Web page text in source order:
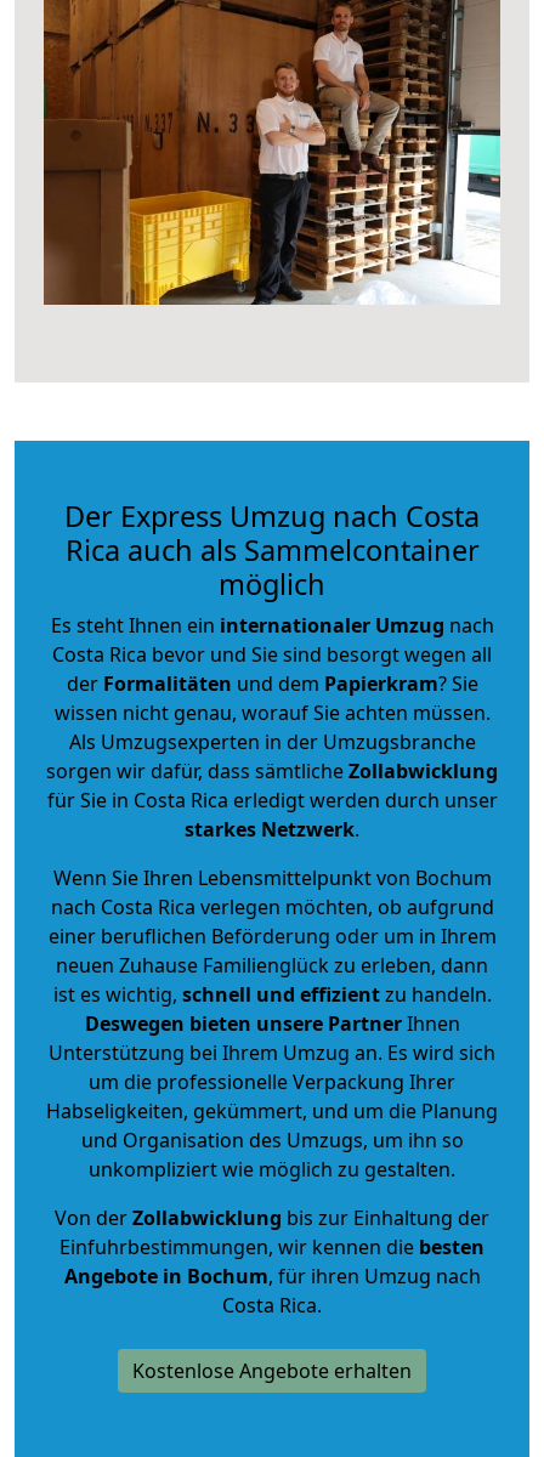
Der Express Umzug nach Costa
Rica auch als Sammelcontainer
möglich
Es steht Ihnen ein internationaler Umzug nach
Costa Rica bevor und Sie sind besorgt wegen all
der Formalitäten und dem Papierkram? Sie
wissen nicht genau, worauf Sie achten müssen.
Als Umzugsexperten in der Umzugsbranche
sorgen wir dafür, dass sämtlicheZollabwicklung
für Sie in Costa Rica erledigt werden durch unser
starkes Netzwerk.
Wenn Sie Ihren Lebensmittelpunkt von Bochum
nach Costa Rica verlegen möchten, ob aufgrund
einer beruflichen Beförderung oder um in Ihrem
neuen Zuhause Familienglück zu erleben, dann
ist es wichtig, schnell und effizientzu handeln.
Deswegen bieten unsere PartnerIhnen
Unterstützung bei Ihrem Umzug an. Es wird sich
um die professionelle Verpackung Ihrer
Habseligkeiten, gekümmert, und um die Planung
und Organisation des Umzugs, um ihn so
unkompliziert wie möglich zu gestalten.
Von derZollabwicklung bis zur Einhaltung der
Einfuhrbestimmungen, wir kennen die besten
Angebote in Bochum, für ihren Umzug nach
Costa Rica.
Kostenlose Angebote erhalten